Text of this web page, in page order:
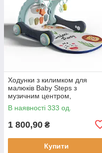
Ходунки з килимком для
малюків Baby Steps з
музичним центром,
бізабордом, піаніно та
Bluetooth підключенням +
В наявності 333 од.
1 800,90 ₴
Купити